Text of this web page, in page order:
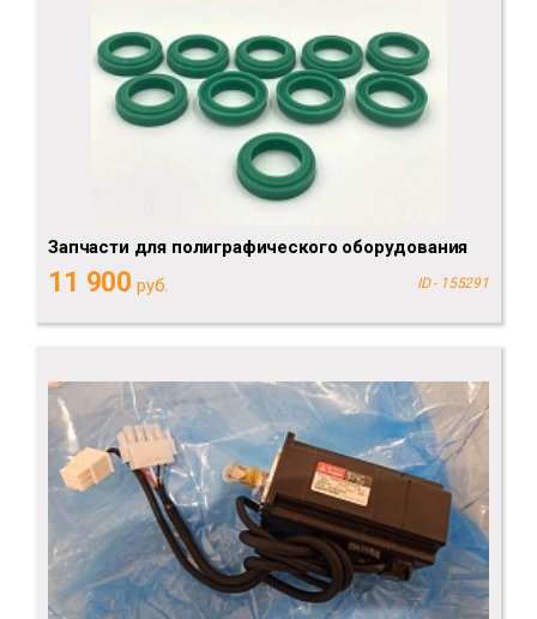
Запчасти для полиграфического оборудования
11 900 руб. ID - 155291